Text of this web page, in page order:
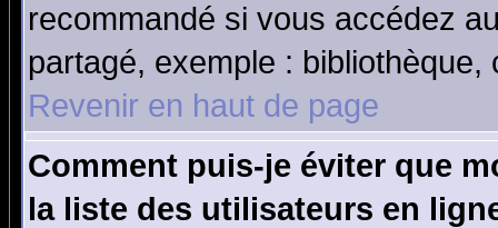
recommandé si vous accédez
partagé, exemple :
Revenir en haut de page
Comment puis-je éviter que
la liste des utilisateurs en